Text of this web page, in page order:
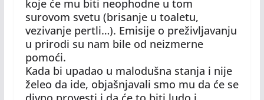
koje će mu biti neophodne u tom
surovom svetu (brisanje u toaletu,
vezivanje pertli…). Emisije o preživljavanju
u prirodi su nam bile od neizmerne
pomoći.
Kada bi upadao u malodušna stanja i nije
želeo da ide, objašnjavali smo mu da će se